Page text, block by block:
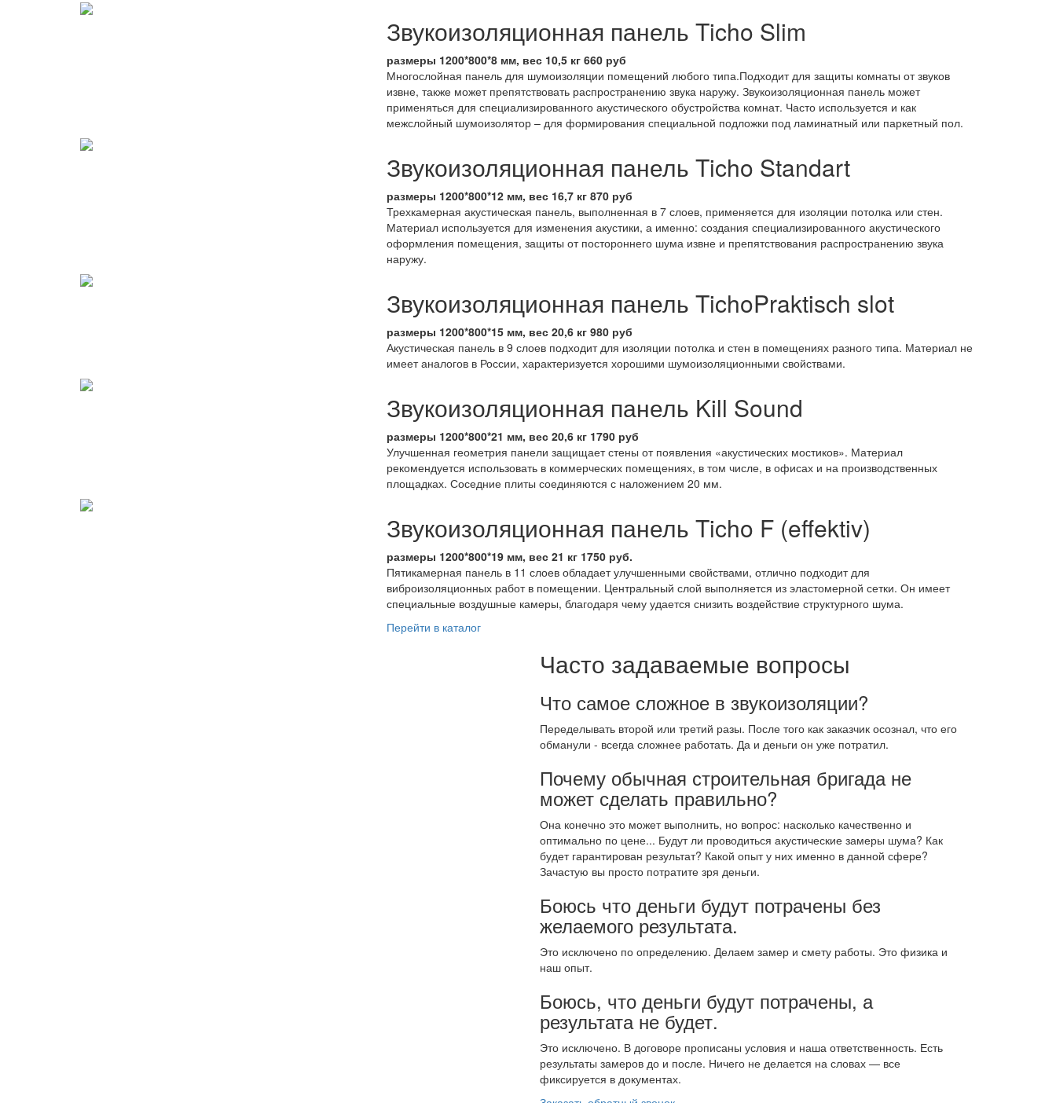
Звукоизоляционная панель Ticho Slim
размеры 1200*800*8 мм, вес 10,5 кг 660 руб
Многослойная панель для шумоизоляции помещений любого типа.Подходит для защиты комнаты от звуков
извне, также может препятствовать распространению звука наружу. Звукоизоляционная панель может
применяться для специализированного акустического обустройства комнат. Часто используется и как
межслойный шумоизолятор – для формирования специальной подложки под ламинатный или паркетный пол.
Звукоизоляционная панель Ticho Standart
размеры 1200*800*12 мм, вес 16,7 кг 870 руб
Трехкамерная акустическая панель, выполненная в 7 слоев, применяется для изоляции потолка или стен.
Материал используется для изменения акустики, а именно: создания специализированного акустического
оформления помещения, защиты от постороннего шума извне и препятствования распространению звука
наружу.
Звукоизоляционная панель TichoPraktisch slot
размеры 1200*800*15 мм, вес 20,6 кг 980 руб
Акустическая панель в 9 слоев подходит для изоляции потолка и стен в помещениях разного типа. Материал не
имеет аналогов в России, характеризуется хорошими шумоизоляционными свойствами.
Звукоизоляционная панель Kill Sound
размеры 1200*800*21 мм, вес 20,6 кг 1790 руб
Улучшенная геометрия панели защищает стены от появления «акустических мостиков». Материал
рекомендуется использовать в коммерческих помещениях, в том числе, в офисах и на производственных
площадках. Соседние плиты соединяются с наложением 20 мм.
Звукоизоляционная панель Ticho F (effektiv)
размеры 1200*800*19 мм, вес 21 кг 1750 руб.
Пятикамерная панель в 11 слоев обладает улучшенными свойствами, отлично подходит для
виброизоляционных работ в помещении. Центральный слой выполняется из эластомерной сетки. Он имеет
специальные воздушные камеры, благодаря чему удается снизить воздействие структурного шума.
Перейти в каталог
Часто задаваемые вопросы
Что самое сложное в звукоизоляции?
Переделывать второй или третий разы. После того как заказчик осознал, что его
обманули - всегда сложнее работать. Да и деньги он уже потратил.
Почему обычная строительная бригада не
может сделать правильно?
Она конечно это может выполнить, но вопрос: насколько качественно и
оптимально по цене... Будут ли проводиться акустические замеры шума? Как
будет гарантирован результат? Какой опыт у них именно в данной сфере?
Зачастую вы просто потратите зря деньги.
Боюсь что деньги будут потрачены без
желаемого результата.
Это исключено по определению. Делаем замер и смету работы. Это физика и
наш опыт.
Боюсь, что деньги будут потрачены, а
результата не будет.
Это исключено. В договоре прописаны условия и наша ответственность. Есть
результаты замеров до и после. Ничего не делается на словах — все
фиксируется в документах.